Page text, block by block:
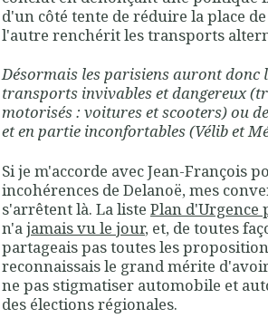
d'un côté tente de réduire la place
l'autre renchérit les transports
Désormais les parisiens auront donc
transports invivables et dangereux
motorisés : voitures et scooters) ou
et en partie inconfortables (Vélib et
Si je m'accorde avec Jean-François
incohérences de Delanoë, mes
s'arrêtent là. La liste Plan d'Urgence
n'ajamais vu le jour, et, de toutes
partageais pas toutes les
reconnaissais le grand mérite
ne pas stigmatiser automobile et
des élections régionales.